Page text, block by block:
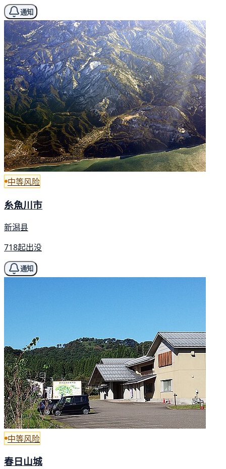
通知
中等风险
糸魚川市
新潟县
718起出没
通知
中等风险
春日山城